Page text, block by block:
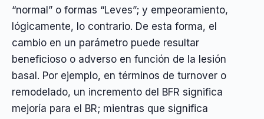
“normal” o formas “Leves”; y empeoramiento,
lógicamente, lo contrario. De esta forma, el
cambio en un parámetro puede resultar
beneficioso o adverso en función de la lesión
basal. Por ejemplo, en términos de turnover o
remodelado, un incremento del BFR significa
mejoría para el BR; mientras que significa